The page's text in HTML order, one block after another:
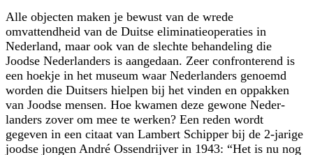
Alle objecten maken je bewust van de wrede
omvattendheid van de Duitse eliminatieoperaties in
Nederland, maar ook van de slechte behandeling die
Joodse Nederlanders is aangedaan. Zeer confronterend is
een hoekje in het museum waar Nederlanders genoemd
worden die Duitsers hielpen bij het vinden en oppakken
van Joodse mensen. Hoe kwamen deze gewone Neder­
landers zover om mee te werken? Een reden wordt
gegeven in een citaat van Lambert Schipper bij de 2-jarige
joodse jongen André Ossen­drijver in 1943:
Het is nu nog